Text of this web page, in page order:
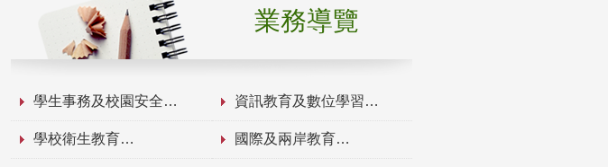
業務導覽
學生事務及校園安全 資訊教育及數位學習
學校衛生教育 國際及兩岸教育